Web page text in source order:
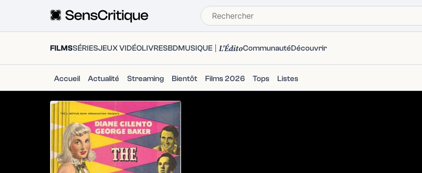
FILMSSÉRIESJEUX VIDÉOLIVRESBDMUSIQUE L'ÉditoCommunautéDécouvrir
Accueil Actualité Streaming Bientôt Films 2026 Tops Listes